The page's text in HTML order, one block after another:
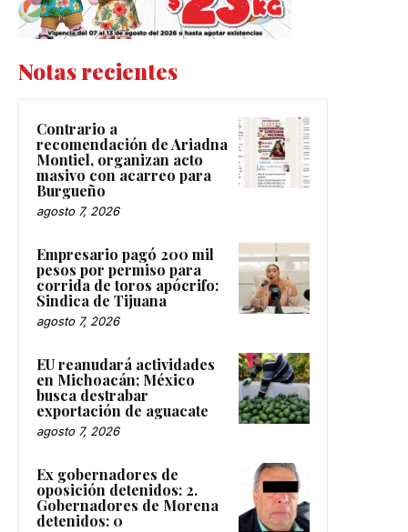
Notas recientes
Contrario a
recomendación de Ariadna
Montiel, organizan acto
masivo con acarreo para
Burgueño
agosto 7, 2026
Empresario pagó 200 mil
pesos por permiso para
corrida de toros apócrifo:
Sindica de Tijuana
agosto 7, 2026
EU reanudará actividades
en Michoacán; México
busca destrabar
exportación de aguacate
agosto 7, 2026
Ex gobernadores de
oposición detenidos: 2.
Gobernadores de Morena
detenidos: 0